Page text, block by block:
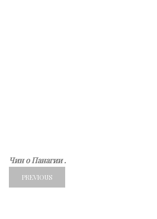
Чин о Панагии .
PREVIOUS